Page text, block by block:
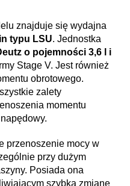
znajduje się wydajna
typu LSU. Jednostka
o pojemności 3,6 l i
Stage V. Jest również
obrotowego.
zalety
momentu
przenoszenie mocy w
przy dużym
Posiada ona
szybką zmianę